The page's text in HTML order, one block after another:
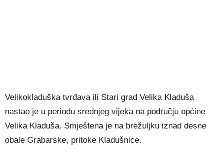
Velikokladuška tvrđava ili Stari grad Velika Kladuša
nastao je u periodu srednjeg vijeka na području općine
Velika Kladuša. Smještena je na brežuljku iznad desne
obale Grabarske, pritoke Kladušnice.